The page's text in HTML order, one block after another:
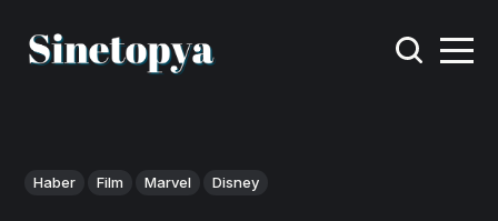
Haber Film Marvel Disney